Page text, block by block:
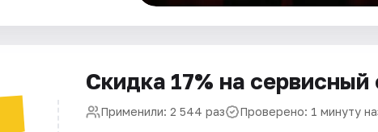
Скидка 17% на сервисный
Применили: 2 544 раз Проверено: 1 минуту